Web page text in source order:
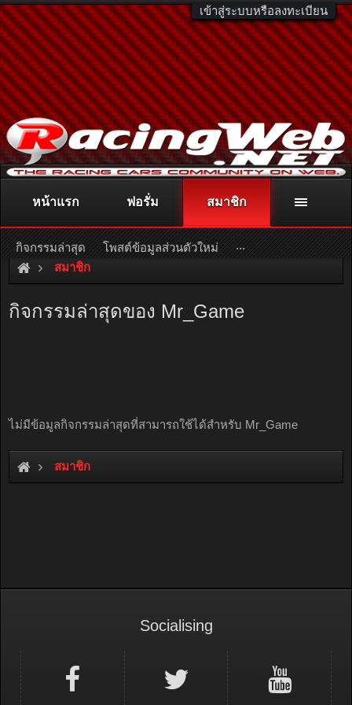
เข้าสู่ระบบหรือลงทะเบียน
ติดต่อลงโฆษณา racingweb@gmail.comหรือโทร. 081-811-1138
หรืออ่านรายละเอียดเพิ่มเติม คลิกที่นี่
สมาชิก
กิจกรรมล่าสุดของ Mr_Game
ไม่มีข้อมูลกิจกรรมล่าสุดที่สามารถใช้ได้สำหรับ Mr_Game
สมาชิก
หน้าแรก ฟอรั่ม สมาชิก
กิจกรรมล่าสุด โพสต์ข้อมูลส่วนตัวใหม่ ...
Socialising